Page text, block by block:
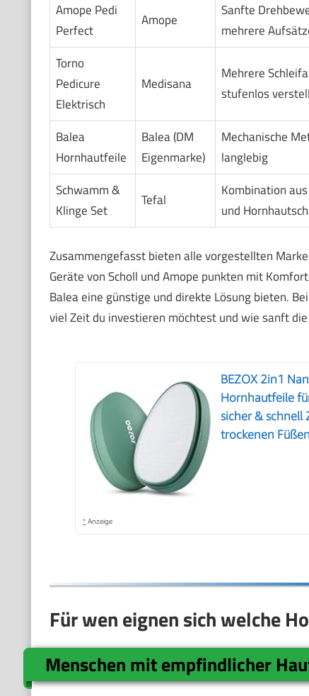
Amope Pedi
Perfect
Amope
Sanfte
mehrere
Torno
Pedicure
Elektrisch
Medisana
Mehrere
stufenlos
Balea
Hornhautfeile
Balea (DM
Eigenmarke)
Mechanische
langlebig
Schwamm &
Klinge Set
Tefal
Kombination
und
Zusammengefasst bieten alle vorgestellten
Geräte von Scholl und Amope punkten mit
Balea eine günstige und direkte Lösung bieten.
viel Zeit du investieren möchtest und wie sanft
BEZOX 2in1
Hornhautfeile
sicher & schnell
trockenen Füßen
* Anzeige
Für wen eignen sich welche
Menschen mit empfindlicher